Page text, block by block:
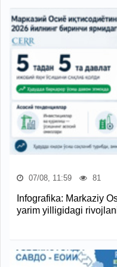
07/08, 11:59 81
Infografika: Markaziy
yarim yilligidagi